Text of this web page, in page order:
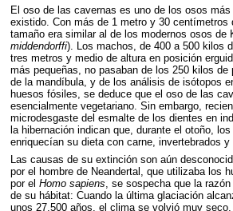
El oso de las cavernas es uno de los osos más
existido. Con más de 1 metro y 30 centímetros
tamaño era similar al de los modernos osos de
middendorffi). Los machos, de 400 a 500 kilos
tres metros y medio de altura en posición
más pequeñas, no pasaban de los 250 kilos de
de la mandíbula, y de los análisis de isótopos
huesos fósiles, se deduce que el oso de las
esencialmente vegetariano. Sin embargo,
microdesgaste del esmalte de los dientes en
la hibernación indican que, durante el otoño,
enriquecían su dieta con carne, invertebrados y
Las causas de su extinción son aún
por el hombre de Neandertal, que utilizaba los
por el Homo sapiens , se sospecha que la
de su hábitat: Cuando la última glaciación
unos 27.500 años, el clima se volvió muy